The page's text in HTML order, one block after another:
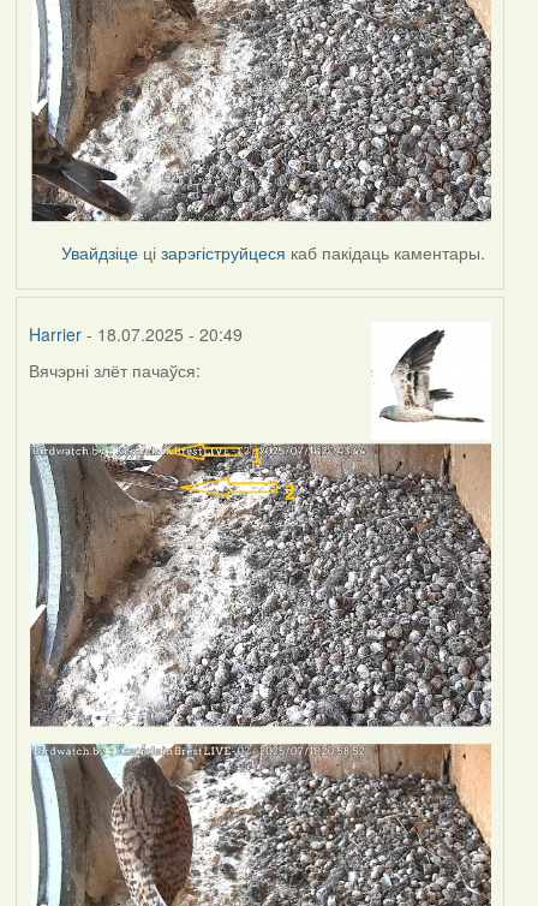
Увайдзіце цізарэгіструйцеся каб пакідаць каментары.
Harrier- 18.07.2025 - 20:49
Вячэрні злёт пачаўся: